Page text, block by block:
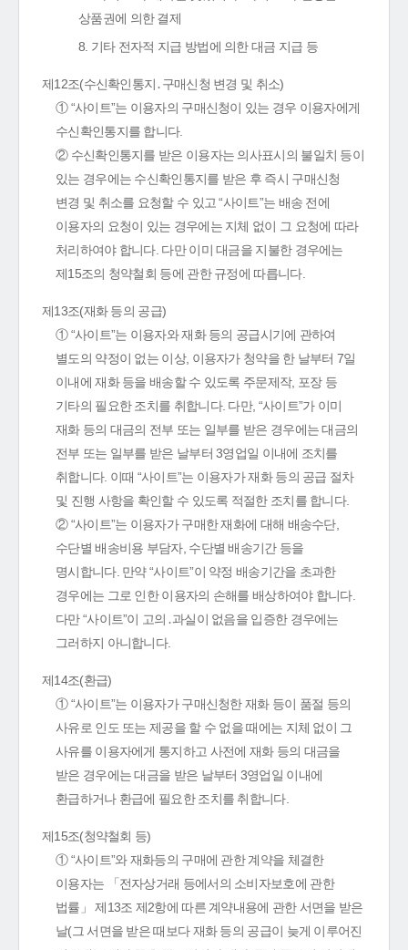
상품권에 의한 결제
8. 기타 전자적 지급 방법에 의한 대금 지급 등
제12조(수신확인통지․구매신청 변경 및 취소)
① “사이트”는 이용자의 구매신청이 있는 경우 이용자에게
수신확인통지를 합니다.
② 수신확인통지를 받은 이용자는 의사표시의 불일치 등이
있는 경우에는 수신확인통지를 받은 후 즉시 구매신청
변경 및 취소를 요청할 수 있고 “사이트”는 배송 전에
이용자의 요청이 있는 경우에는 지체 없이 그 요청에 따라
처리하여야 합니다. 다만 이미 대금을 지불한 경우에는
제15조의 청약철회 등에 관한 규정에 따릅니다.
제13조(재화 등의 공급)
① “사이트”는 이용자와 재화 등의 공급시기에 관하여
별도의 약정이 없는 이상, 이용자가 청약을 한 날부터 7일
이내에 재화 등을 배송할 수 있도록 주문제작, 포장 등
기타의 필요한 조치를 취합니다. 다만, “사이트”가 이미
재화 등의 대금의 전부 또는 일부를 받은 경우에는 대금의
전부 또는 일부를 받은 날부터 3영업일 이내에 조치를
취합니다. 이때 “사이트”는 이용자가 재화 등의 공급 절차
및 진행 사항을 확인할 수 있도록 적절한 조치를 합니다.
② “사이트”는 이용자가 구매한 재화에 대해 배송수단,
수단별 배송비용 부담자, 수단별 배송기간 등을
명시합니다. 만약 “사이트”이 약정 배송기간을 초과한
경우에는 그로 인한 이용자의 손해를 배상하여야 합니다.
다만 “사이트”이 고의․과실이 없음을 입증한 경우에는
그러하지 아니합니다.
제14조(환급)
① “사이트”는 이용자가 구매신청한 재화 등이 품절 등의
사유로 인도 또는 제공을 할 수 없을 때에는 지체 없이 그
사유를 이용자에게 통지하고 사전에 재화 등의 대금을
받은 경우에는 대금을 받은 날부터 3영업일 이내에
환급하거나 환급에 필요한 조치를 취합니다.
제15조(청약철회 등)
① “사이트”와 재화등의 구매에 관한 계약을 체결한
이용자는 「전자상거래 등에서의 소비자보호에 관한
법률」 제13조 제2항에 따른 계약내용에 관한 서면을 받은
날(그 서면을 받은 때보다 재화 등의 공급이 늦게 이루어진